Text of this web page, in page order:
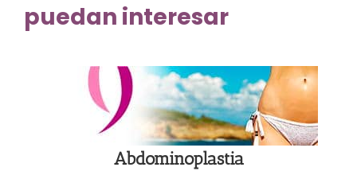
puedan interesar
Abdominoplastia